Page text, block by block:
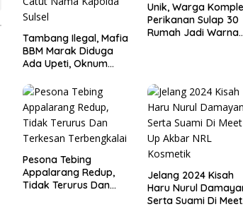
Tambang Ilegal, Mafia
BBM Marak Diduga
Ada Upeti, Oknum
Nama Kapolda Sulsel
Unik, Warga
Perikanan Sulap 30
Rumah Jadi Warna
Pesona Tebing
Appalarang Redup,
Tidak Terurus Dan
Jelang 2024 Kisah
Haru Nurul
Serta Suami Di Meet